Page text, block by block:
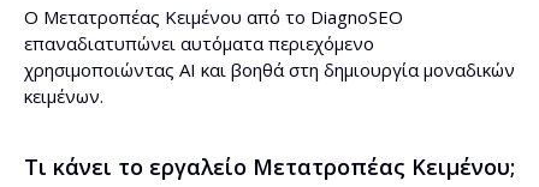
Προσθήκη εισαγωγής
Προσθήκη σύνοψης
Ο Μετατροπέας Κειμένου από το DiagnoSEO
επαναδιατυπώνει αυτόματα περιεχόμενο
χρησιμοποιώντας AI και βοηθά στη δημιουργία μοναδικών
κειμένων.
Τι κάνει το εργαλείο Μετατροπέας Κειμένου;